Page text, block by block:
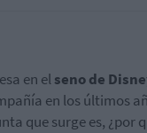
en elseno de
en los últimos
que surge es, ¿por